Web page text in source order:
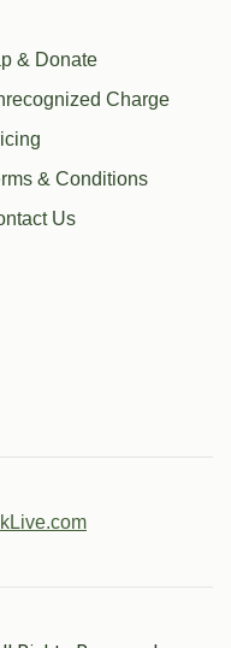
& Donate
Charge
& Conditions
Us